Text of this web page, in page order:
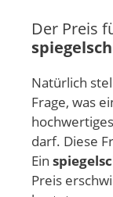
Der Preis
Natürlich
Frage, was
hochwertiges
darf. Diese
Ein
Preis